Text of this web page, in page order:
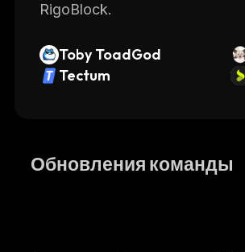
RigoBlock.
Toby ToadGod
Tectum
Обновления команды